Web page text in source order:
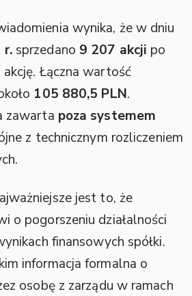
wynika, że w dniu
r.sprzedano 9 207 akcji po
akcję. Łączna wartość
105 880,5 PLN.
zawarta poza systemem
z technicznym rozliczeniem
jest to, że
o pogorszeniu działalności
finansowych spółki.
informacja formalna o
osobę z zarządu w ramach